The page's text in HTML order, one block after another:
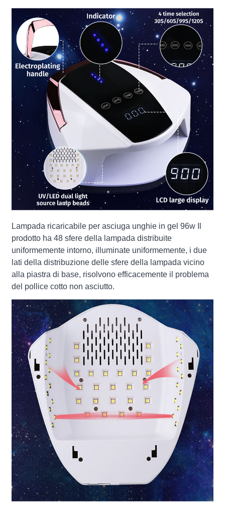
Lampada ricaricabile per asciuga unghie in gel 96w Il
prodotto ha 48 sfere della lampada distribuite
uniformemente intorno, illuminate uniformemente, i due
lati della distribuzione delle sfere della lampada vicino
alla piastra di base, risolvono efficacemente il problema
del pollice cotto non asciutto.